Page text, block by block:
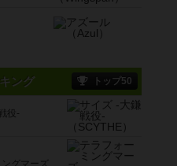
ング トップ50
役-
グマーズ